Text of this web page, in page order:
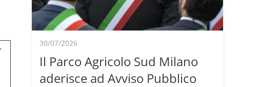
30/07/2026
Il Parco Agricolo Sud Milano
aderisce ad Avviso Pubblico